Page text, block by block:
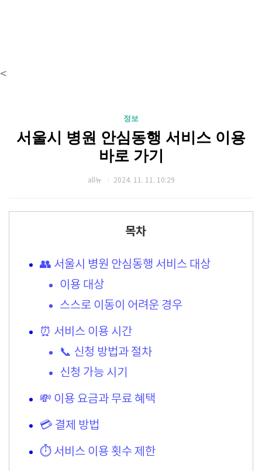
<
정보
서울시 병원 안심동행 서비스 이용
바로 가기
all뉴 2024. 11. 11. 10:29
목차
👥 서울시 병원 안심동행 서비스 대상
이용 대상
스스로 이동이 어려운 경우
⏰ 서비스 이용 시간
📞 신청 방법과 절차
신청 가능 시기
💸 이용 요금과 무료 혜택
💳 결제 방법
⏱ 서비스 이용 횟수 제한